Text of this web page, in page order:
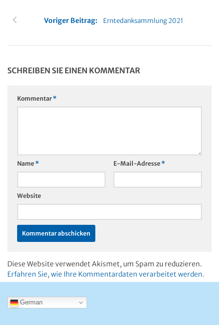
Voriger Beitrag: Erntedanksammlung 2021
SCHREIBEN SIE EINEN KOMMENTAR
Kommentar *
Name * E-Mail-Adresse *
Website
Diese Website verwendet Akismet, um Spam zu reduzieren.
Erfahren Sie, wie Ihre Kommentardaten verarbeitet werden.
German